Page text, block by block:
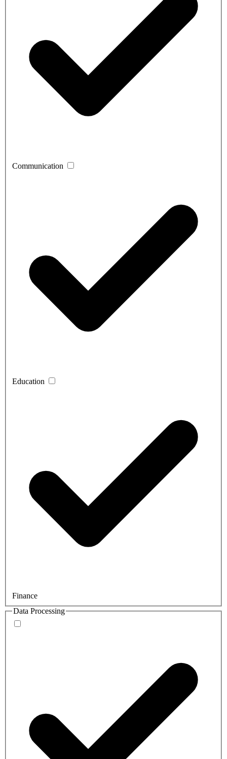
Communication
Education
Finance
Data Processing